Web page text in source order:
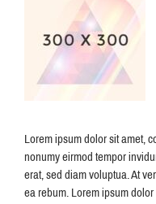
Lorem ipsum dolor sit amet,
nonumy eirmod tempor
erat, sed diam voluptua. At
ea rebum. Lorem ipsum